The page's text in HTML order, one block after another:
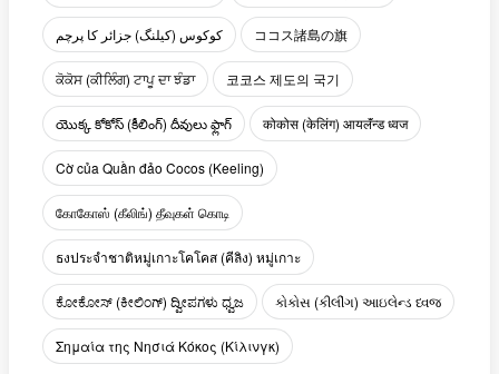
کوکوس (کیلنگ) جزائر کا پرچم ココス諸島の旗
ਕੋਕੋਸ (ਕੀਲਿੰਗ) ਟਾਪੂ ਦਾ ਝੰਡਾ 코코스 제도의 국기
యొక్క కోకోస్ (కీలింగ్) దీవులు ఫ్లాగ్ कोकोस (केलिंग) आयलॅंन्ड ध्वज
Cờ của Quần đảo Cocos (Keeling)
கோகோஸ் (கீலிங்) தீவுகள் கொடி
ธงประจำชาติหมู่เกาะโคโคส (คีลิง) หมู่เกาะ
ಕೋಕೋಸ್ (ಕೀಲಿಂಗ್) ದ್ವೀಪಗಳು ಧ್ವಜ કોકોસ (કીલીંગ) આઇલેન્ડ ધ્વજ
Σημαία της Νησιά Κόκος (Κίλινγκ)